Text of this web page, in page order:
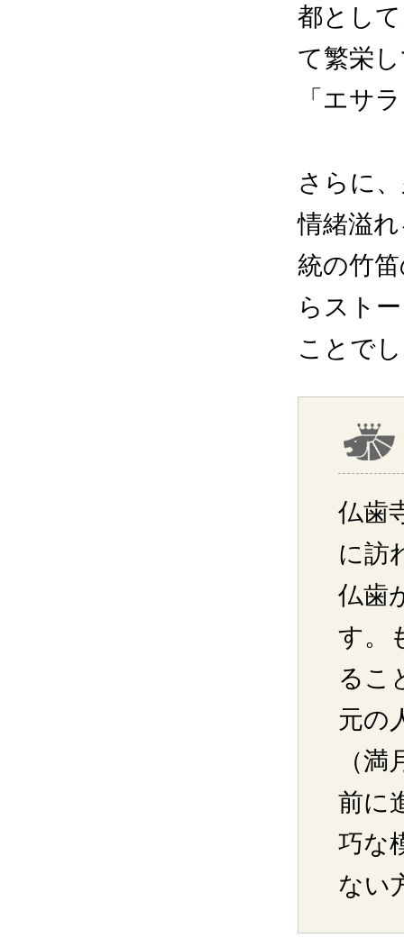
都とし
て繁栄
「エサ
さらに
情緒溢
統の竹
らスト
ことで
仏歯
に訪
仏歯
す。
るこ
元の
（
前に
巧な
ない